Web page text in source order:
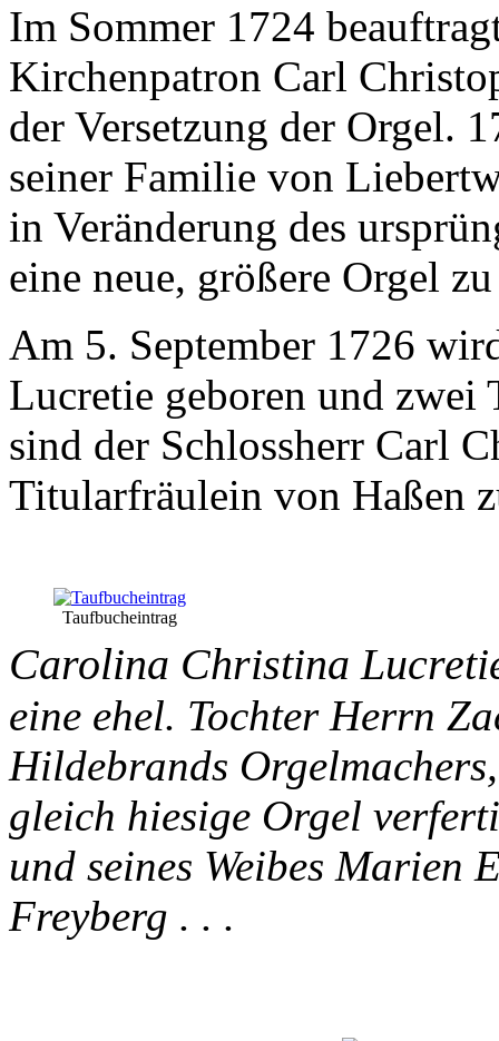
Im Sommer 1724
Kirchenpatron Carl
der Versetzung der Orgel.
seiner Familie von
in Veränderung des
eine neue, größere Orgel
Am 5. September 1726
Lucretie geboren und zwei
sind der Schlossherr Carl
Titularfräulein von Haßen
Taufbucheintrag
Carolina Christina
eine ehel. Tochter Herrn
Hildebrands
gleich hiesige Orgel
und seines Weibes Marien
Freyberg . . .